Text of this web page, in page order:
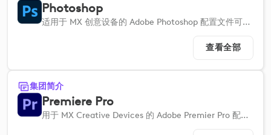
Photoshop
适用于 MX 创意设备的 Adobe Photoshop 配置文件可帮助您快速设置，从而简化工作流程。
查看全部
集团简介
Premiere Pro
用于 MX Creative Devices 的 Adobe Premier Pro 配置文件可帮助您快速设置，从而简化工作流程。